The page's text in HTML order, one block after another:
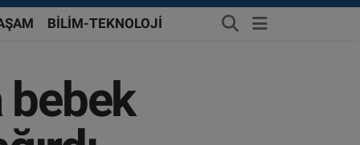
BİLİM-TEKNOLOJİ
bebek